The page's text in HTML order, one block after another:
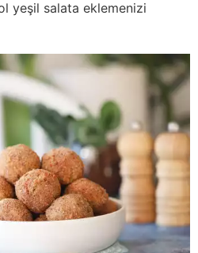
yeşil salata eklemenizi